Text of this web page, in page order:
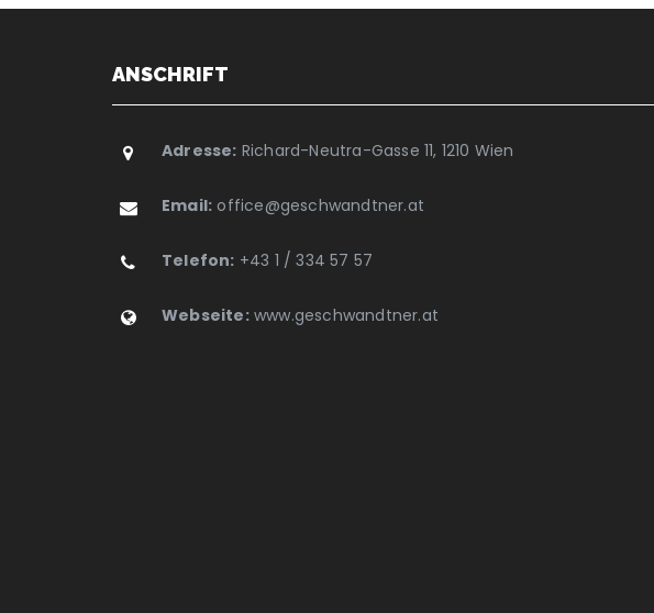
ANSCHRIFT
Adresse: Richard-Neutra-Gasse 11, 1210 Wien
Email: office@geschwandtner.at
Telefon: +43 1 / 334 57 57
Webseite:www.geschwandtner.at